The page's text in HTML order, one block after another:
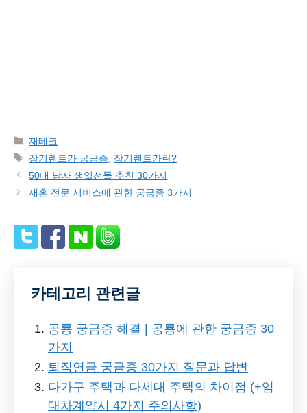
Categories
재테크
Tags
장기렌트카 궁금증
장기렌트카란?
50대 남자 생일선물 추천 30가지
재혼 전문 서비스에 관한 궁금증 3가지
카테고리 관련글
공룡 궁금증 해결 | 공룡에 관한 궁금증 30
가지
퇴직연금 궁금증 30가지 질문과 답변
다가구 주택과 다세대 주택의 차이점 (+임
대차계약시 4가지 주의사항)